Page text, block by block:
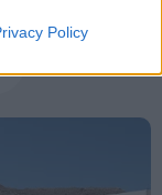
Policy